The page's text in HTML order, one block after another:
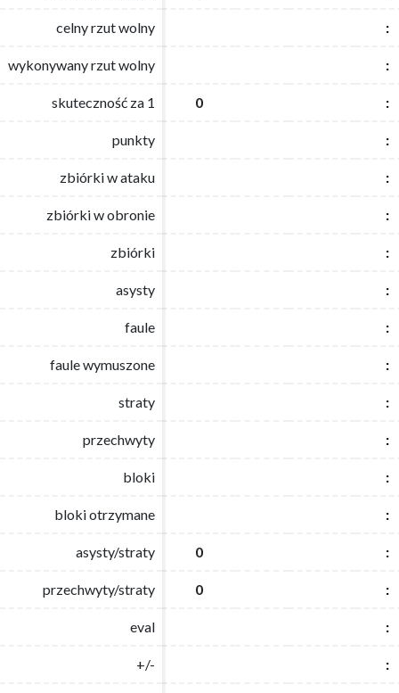
celny rzut wolny :
wykonywany rzut wolny :
skuteczność za 1 0 :
punkty :
zbiórki w ataku :
zbiórki w obronie :
zbiórki :
asysty :
faule :
faule wymuszone :
straty :
przechwyty :
bloki :
bloki otrzymane :
asysty/straty 0 :
przechwyty/straty 0 :
eval :
+/- :
celny rzut wolny :
wykonywany rzut wolny :
skuteczność za 1 0 :
punkty :
zbiórki w ataku :
zbiórki w obronie :
zbiórki :
asysty :
faule :
faule wymuszone :
straty :
przechwyty :
bloki :
bloki otrzymane :
asysty/straty 0 :
przechwyty/straty 0 :
eval :
+/- :